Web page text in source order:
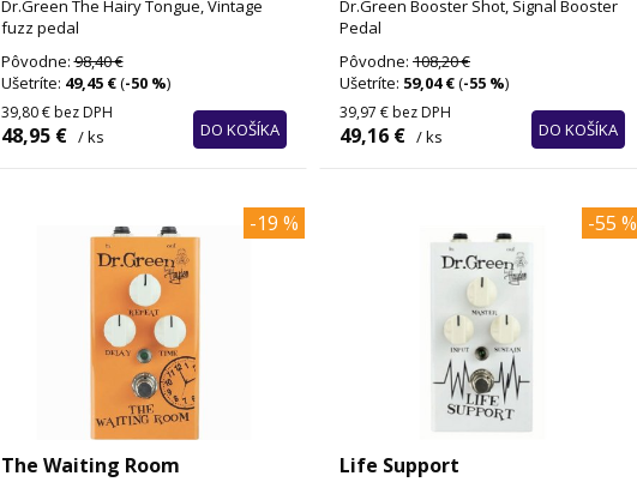
Dr.Green The Hairy Tongue, Vintage
fuzz pedal
Pôvodne:98,40 €
Ušetríte: 49,45 €(-50 %)
39,80 € bez DPH
48,95 € / ks DO KOŠÍKA
Dr.Green Booster Shot, Signal Booster
Pedal
Pôvodne: 108,20 €
Ušetríte: 59,04 €(-55 %)
39,97 € bez DPH
49,16 € / ks DO KOŠÍKA
-19 %
The Waiting Room
-55 %
Life Support